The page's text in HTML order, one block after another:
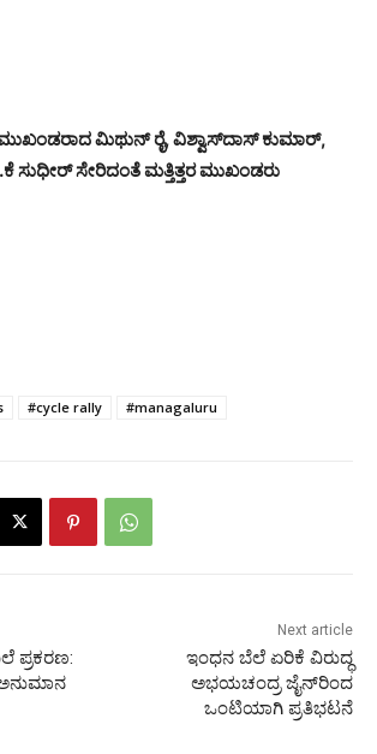
ಮುಖಂಡರಾದ ಮಿಥುನ್ ರೈ, ವಿಶ್ವಾಸ್‌ದಾಸ್ ಕುಮಾರ್,
ಸೇರಿದಂತೆ ಮತ್ತಿತ್ತರ ಮುಖಂಡರು
#cycle rally #managaluru
Next article
ಇಂಧನ ಬೆಲೆ ಏರಿಕೆ ವಿರುದ್ಧ
ಅಭಯಚಂದ್ರ ಜೈನ್‌ರಿಂದ
ಒಂಟಿಯಾಗಿ ಪ್ರತಿಭಟನೆ